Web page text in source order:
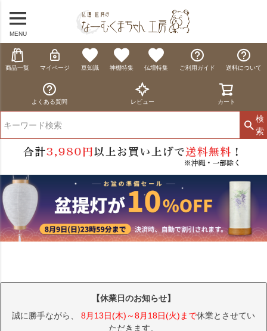
MENU
商品一覧 マイページ 豆知識 神棚特集 仏壇特集 ご利用ガイド 送料について
よくある質問 レビュー カート
検
索
【休業日のお知らせ】
誠に勝手ながら、 8月13日(木)～8月18日(火)まで休業とさせてい
ただきます。